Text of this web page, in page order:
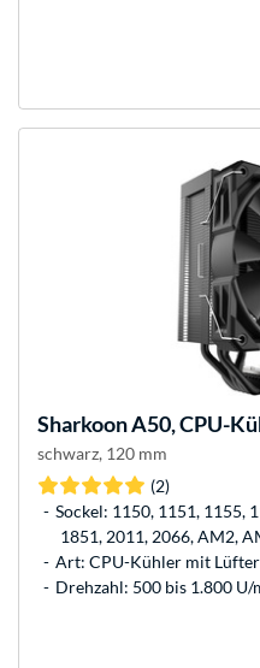
SharkoonA50, CPU-
schwarz, 120 mm
(2)
Sockel: 1150, 1151, 1155,
1851, 2011, 2066, AM2,
Art: CPU-Kühler mit Lüfter
Drehzahl: 500 bis 1.800 U/